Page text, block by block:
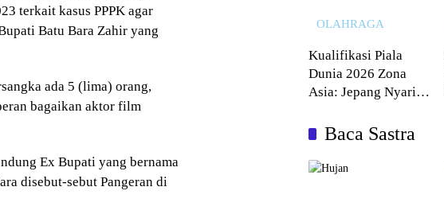
terkait kasus PPPK agar
Batu Bara Zahir yang
ada 5 (lima) orang,
bagaikan aktor film
Ex Bupati yang bernama
disebut-sebut Pangeran di
OLAHRAGA
Kualifikasi Piala
Dunia 2026 Zona
Asia: Jepang Nyaris
Baca Sastra